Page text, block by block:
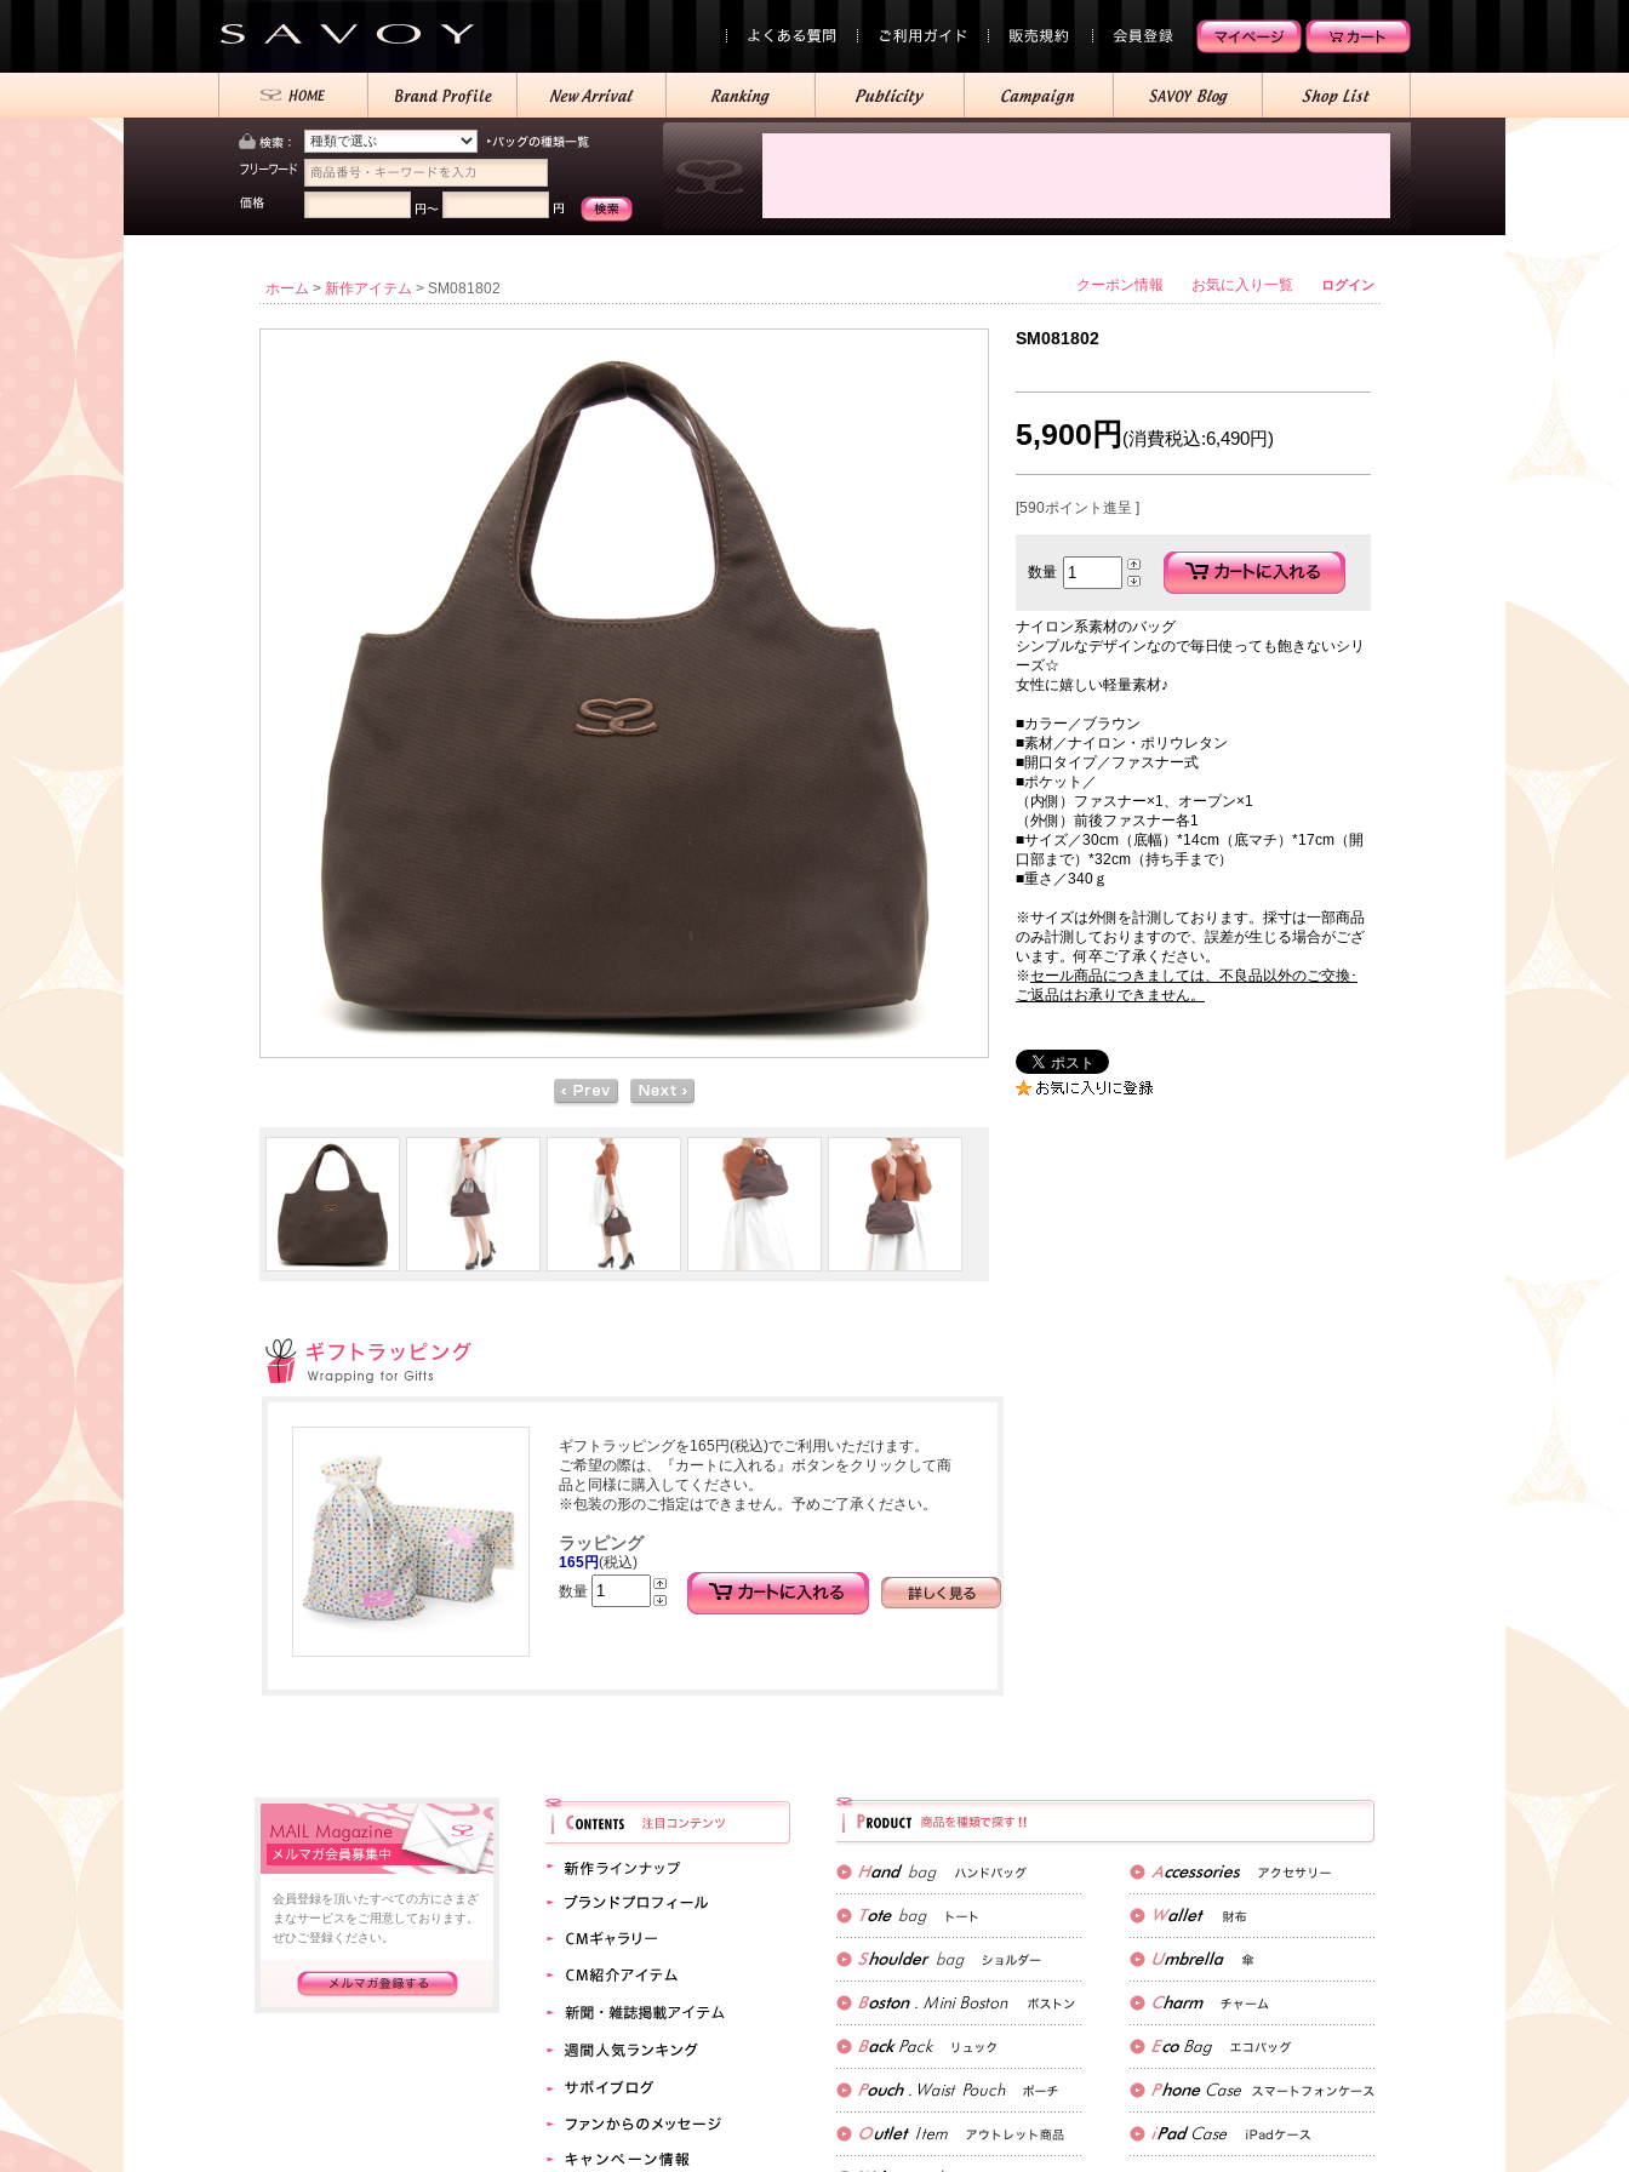
クーポン情報 お気に入り一覧 ログイン
ホーム > 新作アイテム > SM081802
SM081802
ナイロン系素材のバッグ
シンプルなデザインなので毎日使っても飽きないシリ
ーズ☆
女性に嬉しい軽量素材♪
■カラー／ブラウン
■素材／ナイロン・ポリウレタン
■開口タイプ／ファスナー式
■ポケット／
（内側）ファスナー×1、オープン×1
（外側）前後ファスナー各1
■サイズ／30cm（底幅）*14cm（底マチ）*17cm（開
口部まで）*32cm（持ち手まで）
■重さ／340ｇ
※サイズは外側を計測しております。採寸は一部商品
のみ計測しておりますので、誤差が生じる場合がござ
います。何卒ご了承ください。
※セール商品につきましては、不良品以外のご交換･
ご返品はお承りできません。
5,900円 (消費税込:6,490円)
[590ポイント進呈 ]
数量
ギフトラッピングを165円(税込)でご利用いただけます。
ご希望の際は、『カートに入れる』ボタンをクリックして商
品と同様に購入してください。
※包装の形のご指定はできません。予めご了承ください。
ラッピング
165円(税込)
数量
会員登録を頂いたすべての方にさまざ
まなサービスをご用意しております。
ぜひご登録ください。